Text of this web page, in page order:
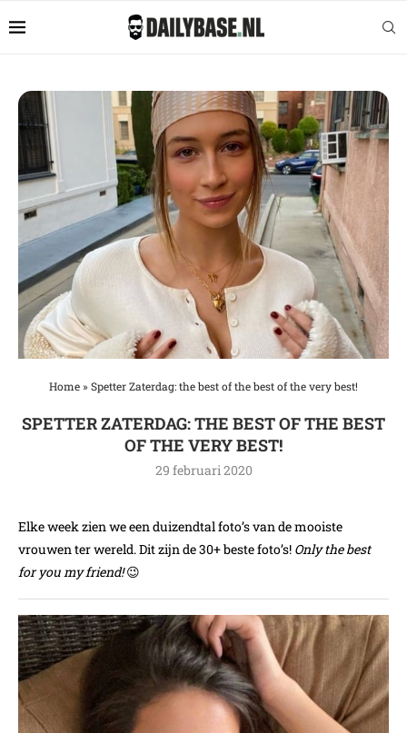
Home» Spetter Zaterdag: the best of the best of the very best!
SPETTER ZATERDAG: THE BEST OF THE BEST
OF THE VERY BEST!
29 februari 2020
Elke week zien we een duizendtal foto’s van de mooiste
vrouwen ter wereld. Dit zijn de 30+ beste foto’s! Only the best
for you my friend!😉